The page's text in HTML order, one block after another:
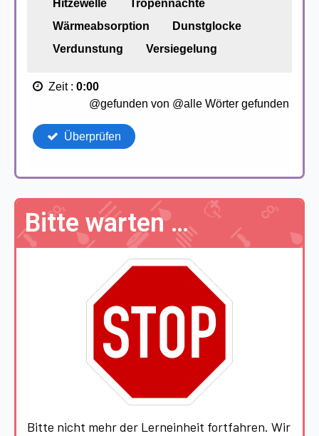
Bitte warten …
Bitte nicht mehr der Lerneinheit fortfahren. Wir